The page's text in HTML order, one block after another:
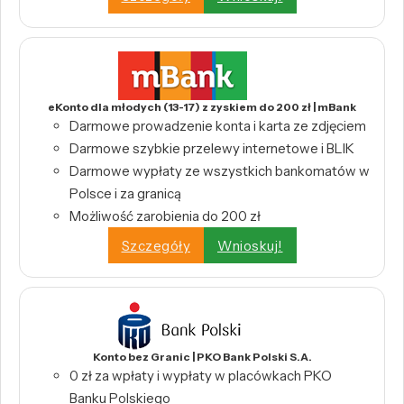
eKonto dla młodych (13-17) z zyskiem do 200 zł | mBank
Darmowe prowadzenie konta i karta ze zdjęciem
Darmowe szybkie przelewy internetowe i BLIK
Darmowe wypłaty ze wszystkich bankomatów w
Polsce i za granicą
Możliwość zarobienia do 200 zł
Szczegóły
Wnioskuj!
Konto bez Granic | PKO Bank Polski S.A.
0 zł za wpłaty i wypłaty w placówkach PKO
Banku Polskiego